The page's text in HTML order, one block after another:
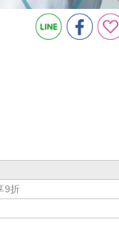
9折